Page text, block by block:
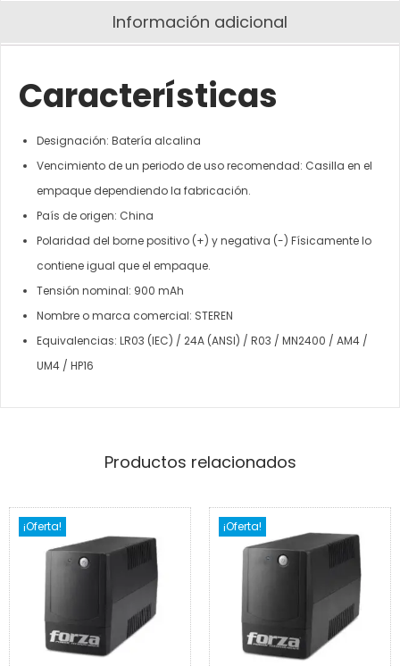
Información adicional
Características
Designación: Batería alcalina
Vencimiento de un periodo de uso recomendad: Casilla en el
empaque dependiendo la fabricación.
País de origen: China
Polaridad del borne positivo (+) y negativa (-) Físicamente lo
contiene igual que el empaque.
Tensión nominal: 900 mAh
Nombre o marca comercial: STEREN
Equivalencias: LR03 (IEC) / 24A (ANSI) / R03 / MN2400 / AM4 /
UM4 / HP16
Productos relacionados
¡Oferta! ¡Oferta!